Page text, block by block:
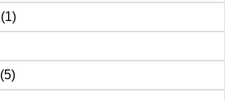
(1)
(5)